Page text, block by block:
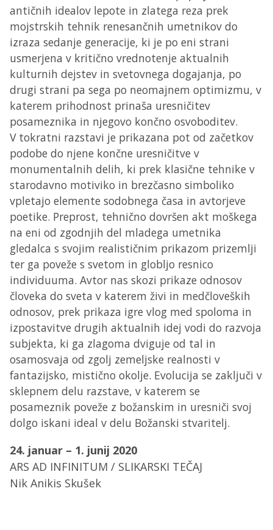
antičnih idealov lepote in zlatega reza prek
mojstrskih tehnik renesančnih umetnikov do
izraza sedanje generacije, ki je po eni strani
usmerjena v kritično vrednotenje aktualnih
kulturnih dejstev in svetovnega dogajanja, po
drugi strani pa sega po neomajnem optimizmu, v
katerem prihodnost prinaša uresničitev
posameznika in njegovo končno osvoboditev.
V tokratni razstavi je prikazana pot od začetkov
podobe do njene končne uresničitve v
monumentalnih delih, ki prek klasične tehnike v
starodavno motiviko in brezčasno simboliko
vpletajo elemente sodobnega časa in avtorjeve
poetike. Preprost, tehnično dovršen akt moškega
na eni od zgodnjih del mladega umetnika
gledalca s svojim realističnim prikazom prizemlji
ter ga poveže s svetom in globljo resnico
individuuma. Avtor nas skozi prikaze odnosov
človeka do sveta v katerem živi in medčloveških
odnosov, prek prikaza igre vlog med spoloma in
izpostavitve drugih aktualnih idej vodi do razvoja
subjekta, ki ga zlagoma dviguje od tal in
osamosvaja od zgolj zemeljske realnosti v
fantazijsko, mistično okolje. Evolucija se zaključi v
sklepnem delu razstave, v katerem se
posameznik poveže z božanskim in uresniči svoj
dolgo iskani ideal v delu Božanski stvaritelj.
24. januar – 1. junij 2020
ARS AD INFINITUM / SLIKARSKI TEČAJ
Nik Anikis Skušek